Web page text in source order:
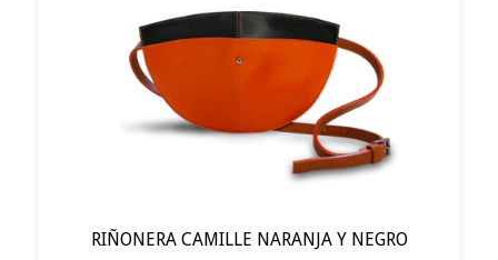
RIÑONERA CAMILLE NARANJA Y NEGRO